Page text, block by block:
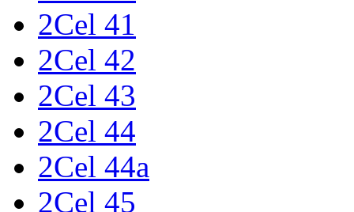
2Cel 41
2Cel 42
2Cel 43
2Cel 44
2Cel 44a
2Cel 45